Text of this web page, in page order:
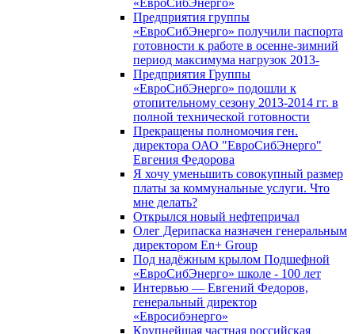
«ЕвроСибЭнерго»
Предприятия группы
«ЕвроСибЭнерго» получили паспорта
готовности к работе в осенне-зимний
период максимума нагрузок 2013-
Предприятия Группы
«ЕвроСибЭнерго» подошли к
отопительному сезону 2013-2014 гг. в
полной технической готовности
Прекращены полномочия ген.
директора ОАО "ЕвроСибЭнерго"
Евгения Федорова
Я хочу уменьшить совокупный размер
платы за коммунальные услуги. Что
мне делать?
Открылся новый нефтепричал
Олег Дерипаска назначен генеральным
директором En+ Group
Под надёжным крылом Подшефной
«ЕвроСибЭнерго» школе - 100 лет
Интервью — Евгений Федоров,
генеральный директор
«Евросибэнерго»
Крупнейшая частная российская